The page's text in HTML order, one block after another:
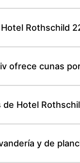
Rothschild
ofrece cunas
Hotel
y de